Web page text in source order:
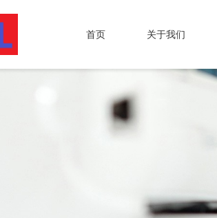
首页 关于我们